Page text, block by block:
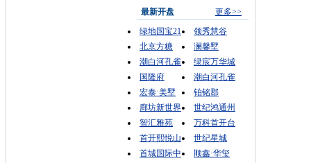
最新开盘
更多>>
绿地国宝21
领秀慧谷
北京方糖
澜馨墅
潮白河孔雀
绿宸万华城
国隆府
潮白河孔雀
宏泰·美墅
铂铭郡
廊坊新世界
世纪鸿通州
智汇雅苑
万科首开台
首开熙悦山
世纪星城
首城国际中
顺鑫·华玺